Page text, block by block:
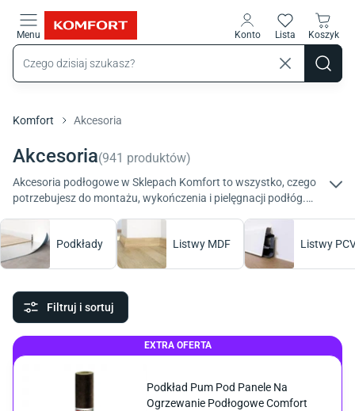
Menu Konto Lista Koszyk
Komfort Akcesoria
Akcesoria(941 produktów)
Akcesoria podłogowe w Sklepach Komfort to wszystko, czego
potrzebujesz do montażu, wykończenia i pielęgnacji podłóg.
trwały i estetyczny efekt w każdym wnętrzu.
Podkłady
Listwy MDF Listwy
Filtruj i sortuj
EXTRA OFERTA
Podkład Pum Pod Panele Na
Ogrzewanie Podłogowe Comfort